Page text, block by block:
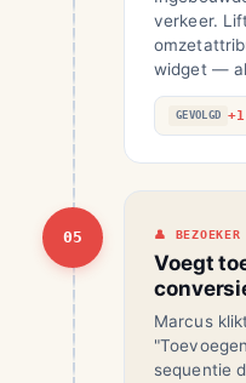
verkeer.
widget —
GEVOLGD
05 BEZOEKER
Voegt
Marcus
sequentie